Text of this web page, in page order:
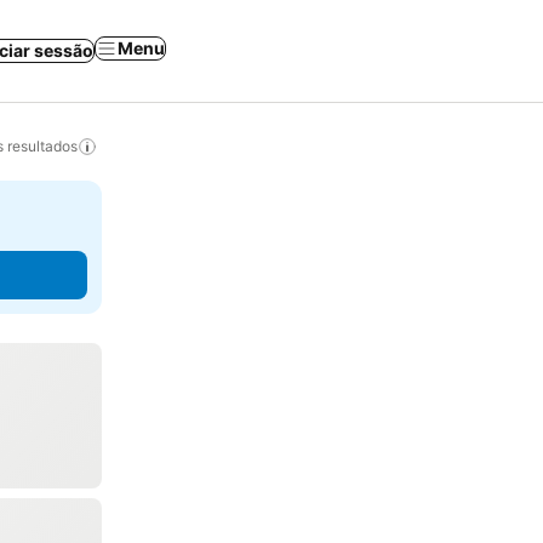
sessão Menu
resultados